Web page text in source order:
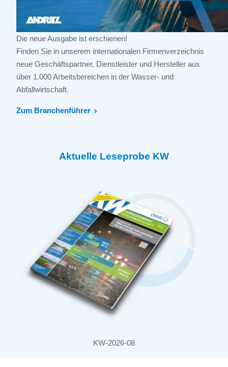
Die neue Ausgabe ist erschienen!
Finden Sie in unserem internationalen Firmenverzeichnis
neue Geschäftspartner, Dienstleister und Hersteller aus
über 1.000 Arbeitsbereichen in der Wasser- und
Abfallwirtschaft.
Zum Branchenführer
Aktuelle Leseprobe KW
KW-2026-08